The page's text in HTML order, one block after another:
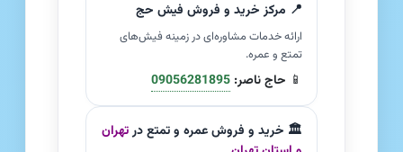
📍 مرکز خرید و فروش فیش حج
ارائه خدمات مشاوره‌ای در زمینه فیش‌های
تمتع و عمره.
📱 حاج ناصر: 09056281895
🏛️ خرید و فروش عمره و تمتع درتهران